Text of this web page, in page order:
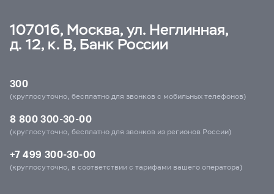
107016, Москва, ул. Неглинная,
д. 12, к. В, Банк России
300
(круглосуточно, бесплатно для звонков с мобильных телефонов)
8 800 300-30-00
(круглосуточно, бесплатно для звонков из регионов России)
+7 499 300-30-00
(круглосуточно, в соответствии с тарифами вашего оператора)